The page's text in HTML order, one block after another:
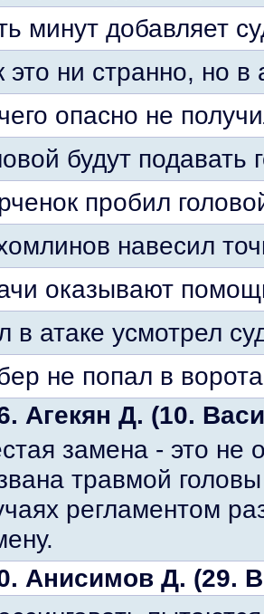
минут добавляет
это ни странно, но в
опасно не
будут подавать
пробил
навесил
оказывают
в атаке усмотрел
не попал в
Агекян Д. (10.
замена - это не
травмой
регламентом
Анисимов Д. (29.